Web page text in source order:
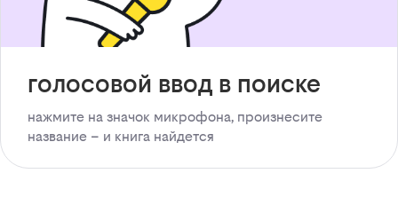
голосовой ввод в поиске
нажмите на значок микрофона, произнесите
название – и книга найдется